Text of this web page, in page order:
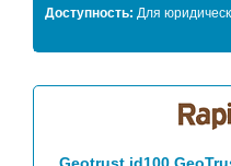
Доступность: Для